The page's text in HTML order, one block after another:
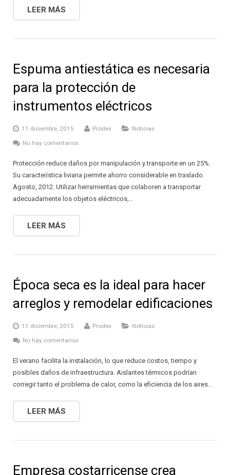
LEER MÁS
Espuma antiestática es necesaria
para la protección de
instrumentos eléctricos
11 diciembre, 2015 Prodex
Noticias
No hay comentarios
Protección reduce daños por manipulación y transporte en un 25%.
Su característica liviana permite ahorro considerable en traslado.
Agosto, 2012. Utilizar herramientas que colaboren a transportar
adecuadamente los objetos eléctricos,…
LEER MÁS
Época seca es la ideal para hacer
arreglos y remodelar edificaciones
11 diciembre, 2015 Prodex
Noticias
No hay comentarios
El verano facilita la instalación, lo que reduce costos, tiempo y
posibles daños de infraestructura. Aislantes térmicos podrían
corregir tanto el problema de calor, como la eficiencia de los aires…
LEER MÁS
Empresa costarricense crea